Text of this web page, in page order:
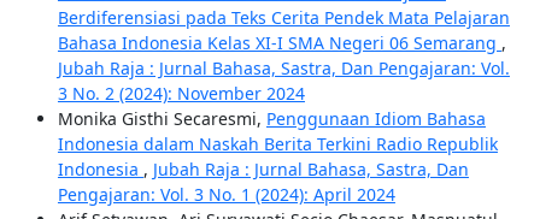
Berdiferensiasi pada Teks Cerita Pendek Mata Pelajaran
Bahasa Indonesia Kelas XI-I SMA Negeri 06 Semarang ,
Jubah Raja : Jurnal Bahasa, Sastra, Dan Pengajaran: Vol.
3 No. 2 (2024): November 2024
Monika Gisthi Secaresmi, Penggunaan Idiom Bahasa
Indonesia dalam Naskah Berita Terkini Radio Republik
Indonesia , Jubah Raja : Jurnal Bahasa, Sastra, Dan
Pengajaran: Vol. 3 No. 1 (2024): April 2024